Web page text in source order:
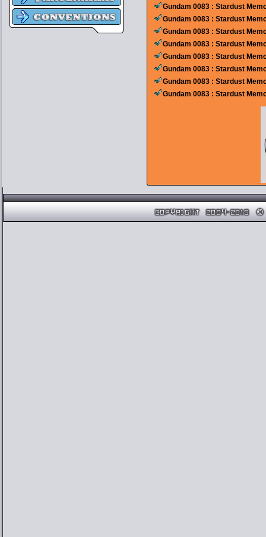
Gundam 0083 : Stardust
Gundam 0083 : Stardust
Gundam 0083 : Stardust
Gundam 0083 : Stardust
Gundam 0083 : Stardust
Gundam 0083 : Stardust
Gundam 0083 : Stardust
Gundam 0083 : Stardust